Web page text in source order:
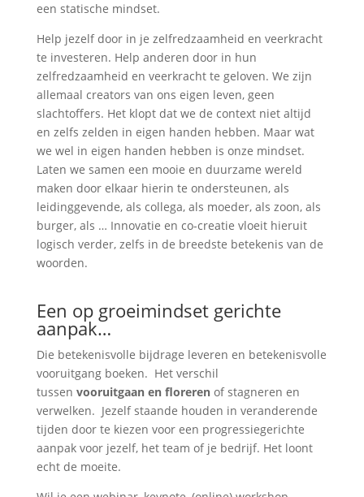
een statische mindset.
Help jezelf door in je zelfredzaamheid en veerkracht
te investeren. Help anderen door in hun
zelfredzaamheid en veerkracht te geloven. We zijn
allemaal creators van ons eigen leven, geen
slachtoffers. Het klopt dat we de context niet altijd
en zelfs zelden in eigen handen hebben. Maar wat
we wel in eigen handen hebben is onze mindset.
Laten we samen een mooie en duurzame wereld
maken door elkaar hierin te ondersteunen, als
leidinggevende, als collega, als moeder, als zoon, als
burger, als … Innovatie en co-creatie vloeit hieruit
logisch verder, zelfs in de breedste betekenis van de
woorden.
Een op groeimindset gerichte
aanpak…
Die betekenisvolle bijdrage leveren en betekenisvolle
vooruitgang boeken. Het verschil
tussen vooruitgaan en florerenof stagneren en
verwelken. Jezelf staande houden in veranderende
tijden door te kiezen voor een progressiegerichte
aanpak voor jezelf, het team of je bedrijf. Het loont
echt de moeite.